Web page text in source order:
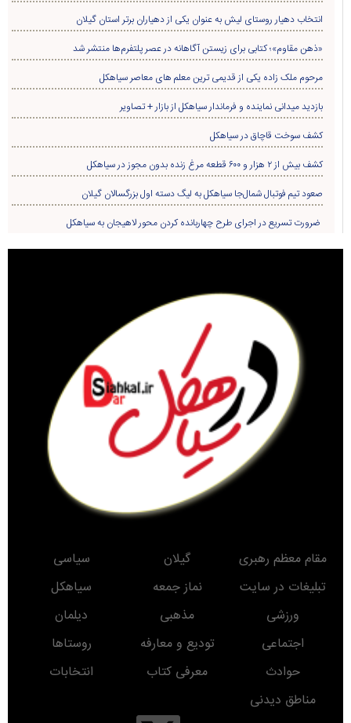
انتخاب دهیار روستای لیش به عنوان یکی از دهیاران برتر استان گیلان
«ذهن مقاوم»؛ کتابی برای زیستن آگاهانه در عصر پلتفرم‌ها منتشر شد
مرحوم ملک زاده یکی از قدیمی ترین معلم های معاصر سیاهکل
بازدید میدانی نماینده و فرماندار سیاهکل از بازار + تصاویر
کشف سوخت قاچاق در سياهکل
کشف بیش از ۲ هزار و ۶۰۰ قطعه مرغ زنده بدون مجوز در سیاهکل
صعود تیم فوتبال شمال‌جا‌ سیاهکل به لیگ دسته اول بزرگسالان گیلان
ضرورت تسریع در اجرای طرح چهاربانده کردن محور لاهیجان به سیاهکل
مقام معظم رهبری گیلان
سیاسی
تبلیغات در سایت
نماز جمعه
سیاهکل
ورزشی
مذهبی
دیلمان
اجتماعی
تودیع و معارفه
روستاها
حوادث
معرفی کتاب
انتخابات
مناطق دیدنی